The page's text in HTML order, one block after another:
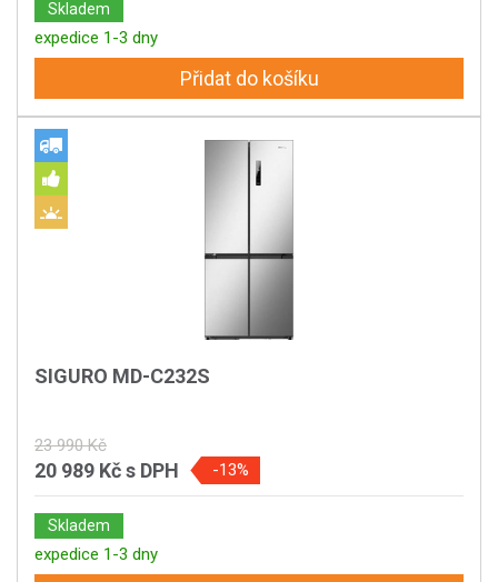
Skladem
expedice 1-3 dny
Přidat do košíku
SIGURO MD-C232S
23 990 Kč
20 989 Kčs DPH -13%
Skladem
expedice 1-3 dny